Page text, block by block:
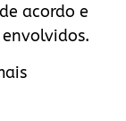
acordo e